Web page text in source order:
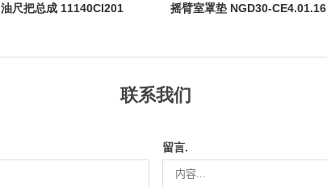
油尺把总成 11140CI201 摇臂室罩垫 NGD30-CE4.01.16
联系我们
留言.